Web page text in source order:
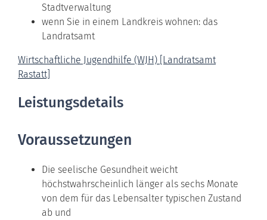
Stadtverwaltung
wenn Sie in einem Landkreis wohnen: das
Landratsamt
Wirtschaftliche Jugendhilfe (WJH) [Landratsamt
Rastatt]
Leistungsdetails
Voraussetzungen
Die seelische Gesundheit weicht
höchstwahrscheinlich länger als sechs Monate
von dem für das Lebensalter typischen Zustand
ab und